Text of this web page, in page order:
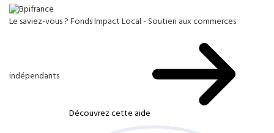
Le saviez-vous ?Fonds Impact Local - Soutien aux commerces
indépendants
Découvrez cette aide